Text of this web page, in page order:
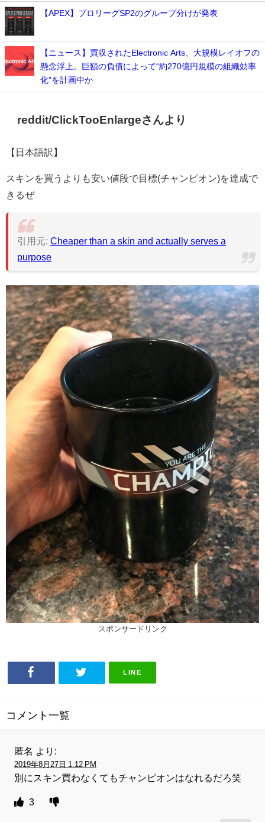
【APEX】プロリーグSP2のグループ分けが発表
【ニュース】買収されたElectronic Arts、大規模レイオフの
懸念浮上。巨額の負債によって“約270億円規模の組織効率
化”を計画中か
reddit/ClickTooEnlargeさんより
【日本語訳】
スキンを買うよりも安い値段で目標(チャンピオン)を達成で
きるぜ
引用元: Cheaper than a skin and actually serves a
purpose
スポンサードリンク
LINE
コメント一覧
匿名 より:
2019年8月27日 1:12 PM
別にスキン買わなくてもチャンピオンはなれるだろ笑
3